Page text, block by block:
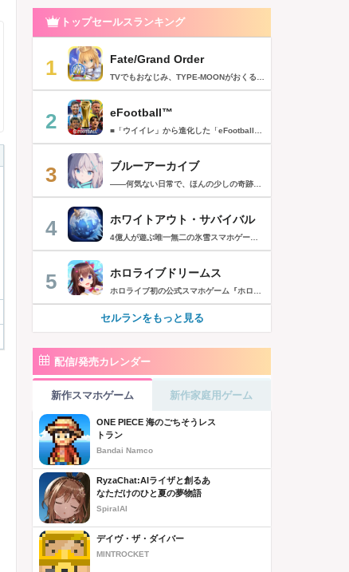
トップセールスランキング
1 Fate/Grand Order
TVでもおなじみ、TYPE-MOONがおくるFateのRPG！ スマホでも本格的なRPGが楽しめる。 文字数にして500万字超という、圧倒的なボリュームを堪能できるストーリー！ 本編以外にもキャラクターごとにストーリーを用意し、Fateファンも今回はじめてFateの世界を体験される方も十分満足いただける内容となっています。 【あらすじ】 西暦2015年。 地球の未来を観測するカルデアは、2017年以降の人類史が崩壊している事実を確認した。 昨日まで確かに存在していた2115年までの“約束された未来”は、何の前触れもなく突如として消え去ったのだ。 なぜ。どうして。だれが。どうやって。 西暦2004年 日本 ある地方都市。 ここに今まではなかった、「観測できない領域」が現れたと。 カルデアはこれを人類絶滅の原因と仮定し、いまだ実験段階だった第六の実験を決行する事となった。 それは過去への時間旅行。 人間を霊子化させて過去に送りこみ、事象に介入する事で時空の特異点を解明、あるいは破壊する禁断の儀式。 その名を人理守護指令、グランドオーダー。 人類を守るために人類史に立ち向かう、運命と戦うものたちの総称である。 【ゲーム概要】 スマホに最適化された簡単操作のコマンドオーダーバトル！ プレイヤーはマスターとなって英霊たちを操り敵を倒し謎を解明していく。 好みの英霊で戦うか、強い英霊で戦うかバトルスタイルはプレイヤーしだい。 ◆豪華声優陣が続々参加 青木志貴、茜屋日海夏、赤羽根健治、明坂聡美、浅川悠、朝日奈丸佳、阿澄佳奈、阿部彬名、阿部敦、阿部里果、雨宮天、新井里美、井口裕香、井澤詩織、石川界人、石川由依、石谷春貴、伊瀬茉莉也、市ノ瀬加那、伊藤彩沙、伊藤かな恵、伊東健人、伊藤静、伊藤美紀、稲田徹、井上和彦、井上喜久子、井上麻里奈、伊丸岡篤、石見舞菜香、上坂すみれ、植田佳奈、上田麗奈、内田真礼、内田雄馬、内山昂輝、梅原裕一郎、江川央生、江口拓也、江越彬紀、遠藤綾、大久保瑠美、大空直美、大塚明夫、大塚芳忠、大原さやか、大和田仁美、岡本信彦、置鮎龍太郎、小倉唯、小澤亜李、小野賢章、小野大輔、小野友樹、小見川千明、かかずゆみ、柿原徹也、加隈亜衣、笠間淳、加瀬康之、門脇舞以、金元寿子、神尾晋一郎、茅野愛衣、川澄綾子、河西健吾、川野剛稔、神奈延年、鬼頭明里、木村珠莉、木村良平、桐本拓哉、釘宮理恵、久野美咲、黒木ほの香、黒田崇矢、桑原由気、KENN、高野麻里佳、古賀葵、小清水亜美、後藤邑子、小西克幸、小林千晃、小林ゆう、小林裕介、小原好美、小松未可子、子安武人、小山力也、近藤玲奈、斎賀みつき、西前忠久、斉藤壮馬、斎藤千和、坂本真綾、佐倉綾音、櫻井孝宏、佐藤聡美、佐藤利奈、沢城みゆき、下屋則子、島﨑信長、嶋村侑、庄司宇芽香、白石晴香、新垣樽助、真堂圭、末柄里恵、杉田智和、杉山紀彰、鈴木達央、鈴木崚汰、鈴代紗弓、鈴村健一、諏訪彩花、諏訪部順一、関俊彦、関智一、瀬戸麻沙美、芹澤優、仙台エリ、千本木彩花、園崎未恵、大地葉、高乃麗、高野直子、高橋花林、高橋李依、高山みなみ、武内駿輔、竹内良太、武田華、田中敦子、田中美海、田中理恵、谷山紀章、種﨑敦美、種田梨沙、田丸篤志、田村睦心、田村ゆかり、丹下桜、千葉繁、千葉翔也、津田健次郎、紡木吏佐、鶴岡聡、寺崎裕香、寺島拓篤、東山奈央、土岐隼一、飛田展男、戸松遥、豊永利行、鳥海浩輔、中井和哉、中田譲治、長縄まりあ、仲村美沙希、中村悠一、名塚佳織、生天目仁美、浪川大輔、能登麻美子、野中藍、乃村健次、土師孝也、長谷川育美、花江夏樹、花澤香菜、花守ゆみり、早見沙織、原由実、春野杏、潘めぐみ、日岡なつみ、日笠陽子、日野聡、平川大輔、ファイルーズあい、福圓美里、福西勝也、福山潤、藤井隼、藤沼建人、ブリドカットセーラ恵美、古川慎、保志総一朗、星野貴紀、堀内賢雄、堀江由衣、本多真梨子、本多陽子、本渡楓、前野智昭、M・A・O、増田俊樹、Machico、松風雅也、真殿光昭、マフィア梶田、三上哲、三木眞一郎、水樹奈々、水島大宙、水橋かおり、緑川光、水瀬いのり、南央美、峯田茉優、宮野真守、宮本充、村瀬歩、森川智之、森田了介、森永千才、森なな子、諸星すみれ、安井邦彦、山路和弘、山下大輝、山下七海、山寺宏一、山根綺、山野井仁、山村響、悠木碧、ゆかな、遊佐浩二、吉野裕行、佳村はるか、米澤円、若林直美、和氣あず未、和多田美咲（50音順） ◆全体構成・メインシナリオ・シナリオ・総監督 奈須きのこ ◆リードキャラクターデザイナー 武内崇 ◆アートディレクション TYPE-MOON ◆メインシナリオ・シナリオ執筆 東出祐一郎、桜井光 水瀬葉月、星空めてお ◆ゲストライター amphibian、虚淵玄（ニトロプラス）、acpi、ＯＫＳＧ（TYPE-MOON）、経験値、小太刀右京、三田誠、たけのこ星人、橘公司、田中天（株式会社フラッグノーツ）、成田良悟、鋼屋ジン、ひろやまひろし、円居挽、茗荷屋甚六、矢野俊策（株式会社フラッグノーツ）、リヨ（50音順） ◆キャラクターデザイン I-IV、蒼月タカオ（TYPE-MOON）、AKIRA、Azusa、東冬、荒野、Anmi、池澤真、石田あきら、いみぎむる、兔ろうと、羽海野チカ、大森葵、岡崎武士、okojo、およ、加藤いつわ、カワグチタケシ、きばどりリュー、桐原小鳥、ギンカ、倉花千夏、黒星紅白、小梅けいと、近衛乙嗣、小松崎類、こやまひろかず（TYPE-MOON）、西藤浩樹（LASENGLE）、saitom、坂本みねぢ、佐々木少年、サテー、色素、縞うどん（TYPE-MOON）、島田フミカネ、しまどりる、sime、下越（TYPE-MOON）、シャカＰ（LASENGLE）、白浜鴎、しらび、白峰、真じろう、STAR影法師、曽我誠、タイキ、高橋慶太郎、高山箕犀、竹、武中英雄、武梨えり、たけのこ星人、TAKOLEGS、田島昭宇、タスクオーナ、danciao、中央東口、CHOCO、悌太、Dd、天空すふぃあ、DANGERDROP、toi8、トリダモノ、中原、なまにくATK、西出ケンゴロー、nipi、ネコタワワ、NOCO、pako、林けゐ、原田たけひと、春野友矢、ばん！、Bすけ、左、ヒライユキオ、平野稜二、広江礼威、ひろやまひろし、PFALZ、ぶくろて、huke、BLACK（TYPE-MOON）、古海鐘一、BUNBUN、hou、ホトソウカ、本庄雷太、前田浩孝、マシマサキ、また、松竜、Mika Pikazo、緑川美帆、三輪士郎、村山竜大、めろん22、望月けい、元村人、森井しづき、森山大輔、山中虎鉄、YOCO_N（LASENGLE）、余湖裕輝、米山舞、La-na、lack、リヨ、Ryota-H、輪くすさが、redjuice、ReDrop、ろび～な、ワダアルコ、渡れい（50音順） このアプリケーションには、（株）ＣＲＩ・ミドルウェアの「CRIWARE（TM）」が使用されています。
2 eFootball™
■「ウイイレ」から進化した「eFootball™」 人気サッカーゲーム「ウイニングイレブン」が「eFootball™」とタイトルを変え、大きく進化して生まれ変わりました。「eFootball™」で新しいサッカーゲームを体感しましょう！ ■はじめての方でも安心 ダウンロード後は、実践を交えたステップアップ方式のチュートリアルで直感的に基本操作を覚えることができます！さらに、チュートリアルを全てクリアすると、リオネル メッシがもらえます！！ また、試合の面白さや爽快感を楽しんでいただくためにスマートアシストを実装。 複雑な操作をしなくても、華麗なドリブルやパスで相手をかわして強烈なシュートでゴールを奪うことができます！ 【基本的な遊び方】 ■好きなチームで始めよう 欧州、米州、アジアなど世界各国のクラブやナショナルチームなどお気に入りのチームでスタートできます！ ■選手を獲得しましょう チームを作成したら、選手を獲得しましょう。現役のスーパースターや、歴史に残るレジェンドたちが、あなたのクラブでの活躍を待っています！ ・スペシャル選手リスト 現実の試合で大活躍した選手や、注目リーグの選手、レジェンドなどの特別な選手を獲得できます。 ・スタンダード選手リスト 好きな選手を獲得できます。条件を設定して絞り込むことができます。 ・監督リスト さまざまな戦術や得意な育成タイプを持った監督を獲得できます。 ■試合を楽しもう 獲得した選手でチームを編成したら、いよいよ試合に挑戦！ AIを相手に腕を磨いたり、オンライン対戦でランキングを競ったり、楽しみ方はあなた次第です。 ・対AI戦で腕を磨く 注目リーグのチームやナショナルチームを相手に戦うイベントなど、サッカーシーズンに合わせたさまざまなテーマのイベントが開催されています。 また、10段階にレベル分けされたDivision制の「eFootball™ リーグ」で楽しみながらレベルアップしていくことも可能です！ ・対人戦で実力を試す Division制の全ユーザーとランキングを競う「eFootball™ リーグ」や、毎週開催される様々なイベントで、オンラインでのリアルタイム対戦を楽しむことができます。あなたのドリームチームで、最高峰のDivision 1を目指しましょう！ ・友達と最大3vs3の対戦を楽しむ フレンドマッチ機能を使って、友達と対戦することができます。育て上げたチームの強さを友達に見せつけましょう！ また、最大3vs3の協力対戦も可能。友達とオンラインで集まって対戦を楽しみましょう！ ■選手を育てる 獲得した選手は、選手種別によっては成長させることができます。 試合に出場させたり、ゲーム内アイテムを使用したりして、選手のレベルを上げる事で入手できる「タレントポイント」で、能力パラメータを上昇させましょう。 より自分好みの選手にしたい場合は、手動でポイントを割り振りましょう。 ポイントの割り振りに迷った場合は、[おまかせ]で設定することもできます。 自分だけのお気に入りの選手に育て上げましょう！ 【もっと楽しむ】 ■Live Updateを毎週配信 選手の移籍や、現実の試合での活躍が反映される「Live Update」を搭載。 毎週配信される「Live Update」を参考に、スカッドを編成し試合に挑みましょう。 ■スタジアムをカスタマイズ 試合中のスタジアムに反映されるコレオ・オブジェクトなどのスタジアムパーツをカスタマイズできます。 思い通りのスタジアムにアレンジして、ゲーム体験を彩りましょう！ ※居住国・地域が以下のお客様には、eFootball™ コインによるルートボックス施策をご提供しておりません。 ベルギー、ブラジル(18歳未満) 【最新情報について】 本商品は、新機能やモードの追加、ゲームプレイ・イベントのアップデートを継続的に行っていきます。 最新情報は「eFootball™」公式サイトをご確認ください。 【ダウンロードについて】 本アプリをダウンロードするためには、ストレージに約3.3GBの空き容量が必要となります。 あらかじめ3.3GB以上の容量を空けてからダウンロードを行っていただけますようお願いします。 ダウンロード時はWi-Fi環境で接続することを推奨いたします。 ※アップデートにつきましても同様となります。 【通信環境について】 本アプリはオンラインゲームです。通信可能な環境でお楽しみください。
3 ブルーアーカイブ
――何気ない日常で、ほんの少しの奇跡を見つける物語 Yostarが贈る学園×青春×物語RPG『ブルーアーカイブ -Blue Archive-』！ 先生として、個性豊かで魅力的な生徒たちと共に、一風変わった学園都市キヴォトスの 日常を過ごそう！ ■あらすじ ここは学園都市キヴォトス。 数千の学園からなる超巨大学園都市では、日々トラブルが絶えない。 この問題に対応すべく、連邦生徒会長によって連邦捜査部【シャーレ】が設立された。 この物語は【シャーレ】の顧問となる先生とそれに協力する生徒たちと学園都市での日常を 描いた物語である。 ▼可愛いキャラクターが活躍する3Dバトル 大迫力の3Dリアルタイムバトル！ 可愛いキャラクター達が画面いっぱいに所狭しと大活躍。 あなたは先生として、生徒たちを指揮しよう！ ▼個性豊かなキャラクターを彩るハイクオリティの2Dアニメーション 美少女キャラクターたちが綺麗な2Dアニメーションであなたを迎えてくれる！ 仲良くなると特別なアニメーションが見れることもあるぞ！ ▼生徒たちと絆を深めて彼女たちと特別な日常を過ごそう！ 一緒にいる時間が長ければ長いほど、彼女たちはあなたとの絆は深まっていく。 そんな彼女たちとの日々が、きっとあなたの日常を特別なものに！ ▼公式Twitter https://twitter.com/Blue_ArchiveJP ▼公式サイト https://bluearchive.jp/ (C)Yostar, Inc.
4 ホワイトアウト・サバイバル
4億人が遊ぶ唯一無二の氷雪スマホゲーム！サクッと爽快！みんなで極寒サバイバル ！ 猛吹雪に襲われ、かつての世界は崩壊。人類の文明の灯火は、氷雪の中で今にも消えかかっている…。 生存者達よ、今こそ立ち上がれ！——仲間を率いて希望の灯りをともし、凍てつく大地に新たな拠点を築こう！ さらに新規ユーザー限定でSSR英雄「ジャスミン」が無料で仲間入り！ 彼女と共に氷原の奥地へと踏み込み、吹雪の中に潜む未知の脅威に立ち向かおう！ 【ゲームの特徴】 ◆領地再建！凍土に希望の光を！ 大溶鉱炉に火を灯すことから始めて、積もった雪を溶かして領土を開拓しよう！ 法令を発布して人員を的確に配置すれば、拠点の建設効率がぐんとアップ！ ◆放置で楽々、資源を効率ストック！ ワンタップで英雄を派遣するだけで、見守りは不要！ オフライン中も資源は自動でたっぷり蓄積されて、戻れば報酬が山盛り！極寒サバイバルでも、もう怖くない！ ◆お手軽に始められる氷雪ミニゲーム！ ミニゲームが次々と登場！「穴釣り選手権」でレア生物図鑑を解放し、「除雪隊」で雪山の宝を発見しよう！ スキマ時間でも気軽にプレイできて、雪原ライフは楽しさ満載！ ◆戦略を駆使して、英雄で敵を撃退！ 英雄はレベル共有で育成の手間いらずで、スキルを活かせば様々な難関を攻略可能！ 最強チームを組み上げて、敵を圧倒しよう！ ◆協力プレイで、凍土制覇を目指そう！ 同盟の支援で負傷者の治療や育成もスピードアップ！ 作戦を練って仲間と役割分担すれば戦力倍増！勝利の喜びをみんなで分かち合おう！ さらにたくさんのコンテンツをお届けいたします： ◆オフィシャルサイト: https://whiteoutsurvival.centurygames.com/ja ◆X: https://x.com/WOS_Japan ◆Facebook: https://www.facebook.com/WhiteoutSurvival ◆Discord: https://discord.gg/whiteoutsurvival ◆YouTube: https://www.youtube.com/@WhiteoutSurvivalOfficial_JA ◆TikTok: https://www.tiktok.com/@howasaba.jp
5 ホロライブドリームス
ホロライブ初の公式スマホゲーム『ホロライブドリームス(ホロドリ)』がリズム&RPGとして登場！ リズムゲームを中心に、テーマパークの発展やミニゲームなど多彩なコンテンツを収録！ 総勢50名以上のホロライブメンバーが登場し、初期収録楽曲はなんと150曲以上！ ホロライブのファンも、初めての方も幅広く楽しめる作品で、遊び方はあなた次第！ ▼本格リズムゲーム▼ 公式MVやライブ映像を背景に、本格リズムゲームが楽しめる！ 自分だけのオリジナル譜面を作って公開できる「クリエイト譜面」機能を搭載！ ・超高難度のやり込み譜面 ・タレントへの愛を詰め込んだ譜面 ・みんなで楽しめるネタ譜面 などなど、世界中のプレイヤーがつくった譜面で遊んで、楽しさ無限大！ リズムゲームが苦手な方でもオート機能で安心して遊べる！ タレント育成/編成でスコアアップを目指そう！ ▼初期収録楽曲は150曲以上▼ ホロライブ楽曲から人気カバー楽曲まで幅広く収録！ 最新ヒットから定番曲までラインナップ！ 【ホロライブ楽曲】 ・ビビデバ ・Shiny Smily Story ・BLUE CLAPPER ほか 【カバー楽曲】 ・勇者 ・メギツネ ・わたしの一番かわいいところ ほか ▼ゲームの舞台はテーマパーク▼ 舞台は、世界のどこかに浮かぶ無人島。 ホロライブメンバーと力を合わせ、夢のテーマパークを発展させていく。 リズムゲームやミニゲームをプレイしてクエストを進行しパークを発展させよう！ ホロメンクエストをプレイすることで、操作タレントが増えていく！ 推しホロメンを解放して、夢のテーマパークを作り上げよう！ ホロライブらしさあふれる施設も多数登場！ このゲームだけのオリジナルストーリーも展開！ 夢のテーマパーク完成を目指そう！ ▼1人でもみんなでも楽しめるミニゲーム▼ ひとりでも、みんなでも楽しめる多彩なミニゲームを収録！ マルチプレイ搭載で、協力や対戦で盛り上がろう！ 難しいアクションが苦手な方でも楽しめるシンプル操作のミニゲームも収録！ 短時間で遊べるカジュアルなものから、繰り返し挑戦したくなるやり込み系まで幅広くラインナップ！ プレイして報酬を獲得し、育成やパーク発展をさらに加速させよう！ ▼公式サイト：https://www.hololive-dreams.com ▼利用規約：https://www.hololive-dreams.com/terms ▼プライバシーポリシー：https://qualiarts.jp/privacy ▼Ⓒ COVER / Ⓒ QualiArts, Inc. +++++++++++++++++++++++++++++++++++++++++++++++++++++++++++ このアプリケーションには、株式会社Live2Dの「Live2D」が使用されています。
セルランをもっと見る
配信/発売カレンダー
新作スマホゲーム 新作家庭用ゲーム
ONE PIECE 海のごちそうレス
トラン
Bandai Namco
RyzaChat:AIライザと創るあ
なただけのひと夏の夢物語
SpiralAI
デイヴ・ザ・ダイバー
MINTROCKET